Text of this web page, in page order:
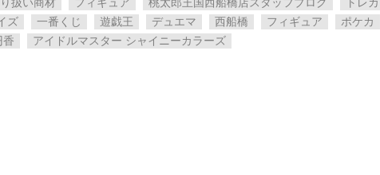
ズ 一番くじ 遊戯王 デュエマ 西船橋 フィギュア
ポケカ
香 アイドルマスター ​シャイニーカラーズ